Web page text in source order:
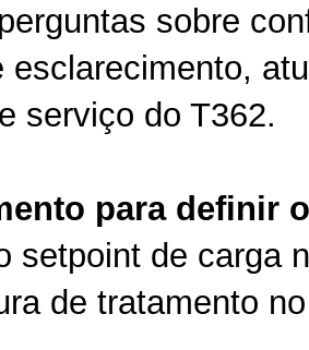
sobre
esclarecimento,
serviço do T362.
para definir
setpoint de carga
de tratamento